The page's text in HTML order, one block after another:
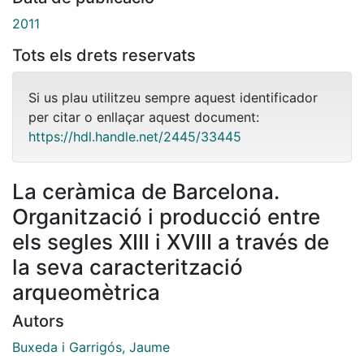
2011
Tots els drets reservats
Si us plau utilitzeu sempre aquest identificador
per citar o enllaçar aquest document:
https://hdl.handle.net/2445/33445
La ceràmica de Barcelona.
Organització i producció entre
els segles XIII i XVIII a través de
la seva caracterització
arqueomètrica
Autors
Buxeda i Garrigós, Jaume